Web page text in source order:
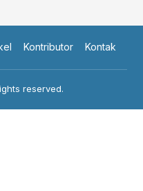
Kontributor Kontak
reserved.